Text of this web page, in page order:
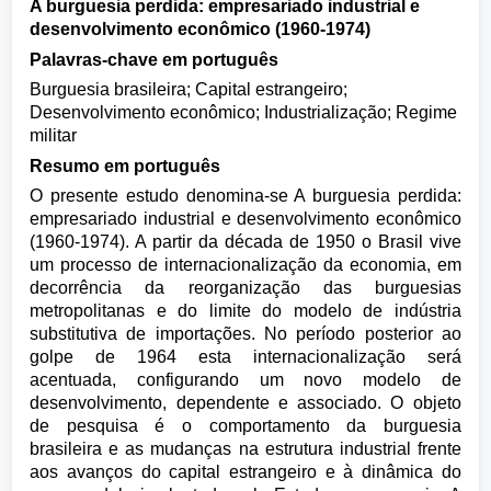
A burguesia perdida: empresariado industrial e
desenvolvimento econômico (1960-1974)
Palavras-chave em português
Burguesia brasileira; Capital estrangeiro;
Desenvolvimento econômico; Industrialização; Regime
militar
Resumo em português
O presente estudo denomina-se A burguesia perdida:
empresariado industrial e desenvolvimento econômico
(1960-1974). A partir da década de 1950 o Brasil vive
um processo de internacionalização da economia, em
decorrência da reorganização das burguesias
metropolitanas e do limite do modelo de indústria
substitutiva de importações. No período posterior ao
golpe de 1964 esta internacionalização será
acentuada, configurando um novo modelo de
desenvolvimento, dependente e associado. O objeto
de pesquisa é o comportamento da burguesia
brasileira e as mudanças na estrutura industrial frente
aos avanços do capital estrangeiro e à dinâmica do